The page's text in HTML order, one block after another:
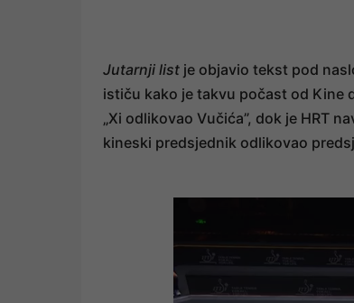
Jutarnji list je objavio tekst pod
ističu kako je takvu počast od Kine
„Xi odlikovao Vučića”, dok je HRT
kineski predsjednik odlikovao